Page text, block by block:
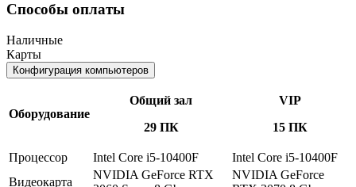
Способы оплаты
Наличные
Карты
Конфигурация компьютеров
Оборудование
Общий зал
29 ПК
VIP
15 ПК
Процессор Intel Core i5-10400F
Intel Core i5-10400F
Видеокарта
NVIDIA GeForce RTX
NVIDIA GeForce